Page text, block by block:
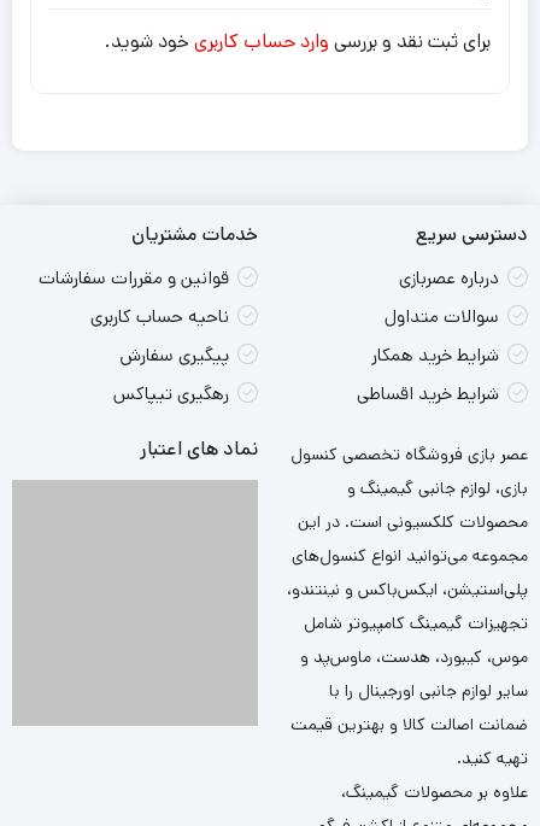
برای ثبت نقد و بررسی وارد حساب کاربری خود شوید.
دسترسی سریع
درباره عصربازی
سوالات متداول
شرایط خرید همکار
شرایط خرید اقساطی
خدمات مشتریان
قوانین و مقررات سفارشات
ناحیه حساب کاربری
پیگیری سفارش
رهگیری تیپاکس
عصر بازی فروشگاه تخصصی کنسول
بازی، لوازم جانبی گیمینگ و
محصولات کلکسیونی است. در این
مجموعه می‌توانید انواع کنسول‌های
پلی‌استیشن، ایکس‌باکس و نینتندو،
تجهیزات گیمینگ کامپیوتر شامل
موس، کیبورد، هدست، ماوس‌پد و
سایر لوازم جانبی اورجینال را با
ضمانت اصالت کالا و بهترین قیمت
تهیه کنید.
علاوه بر محصولات گیمینگ،
نماد های اعتبار